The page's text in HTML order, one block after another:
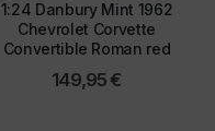
1:24 Danbury Mint 1962
Chevrolet Corvette
Convertible Roman red
149,95 €